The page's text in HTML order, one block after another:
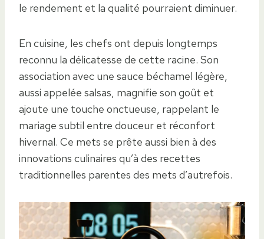
le rendement et la qualité pourraient diminuer.
En cuisine, les chefs ont depuis longtemps
reconnu la délicatesse de cette racine. Son
association avec une sauce béchamel légère,
aussi appelée salsas, magnifie son goût et
ajoute une touche onctueuse, rappelant le
mariage subtil entre douceur et réconfort
hivernal. Ce mets se prête aussi bien à des
innovations culinaires qu’à des recettes
traditionnelles parentes des mets d’autrefois.